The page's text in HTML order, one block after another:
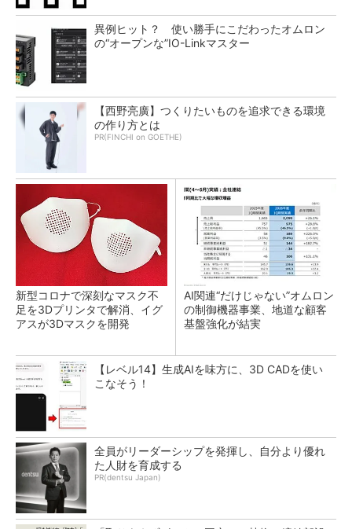
異例ヒット？ 使い勝手にこだわったオムロン
の“オープンな”IO-Linkマスター
【西野亮廣】つくりたいものを追求できる環境
の作り方とは
PR(FINCHI on GOETHE)
新型コロナで深刻なマスク不
足を3Dプリンタで解消、イグ
アスが3Dマスクを開発
AI関連“だけじゃない”オムロン
の制御機器事業、地道な顧客
基盤強化が結実
【レベル14】生成AIを味方に、3D CADを使い
こなそう！
全員がリーダーシップを発揮し、自分より優れ
た人財を育成する
PR(dentsu Japan)